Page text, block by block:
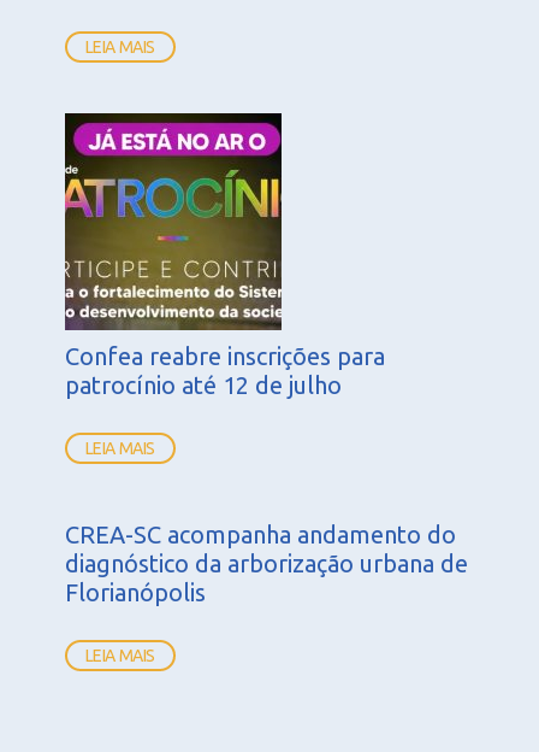
LEIA MAIS
Confea reabre inscrições para
patrocínio até 12 de julho
LEIA MAIS
CREA-SC acompanha andamento do
diagnóstico da arborização urbana de
Florianópolis
LEIA MAIS